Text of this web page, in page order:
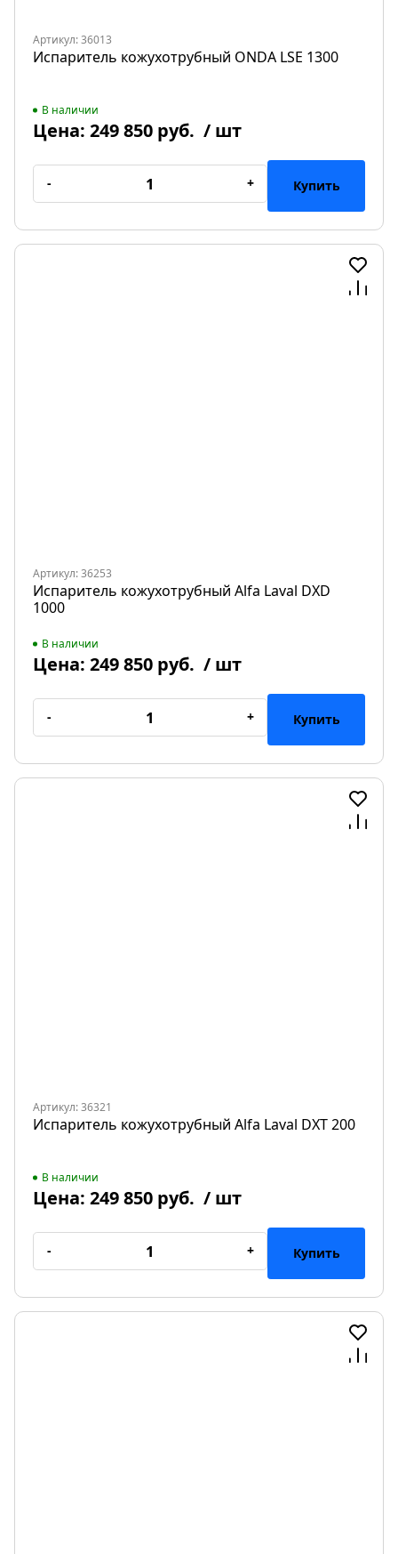
Артикул: 36013
Испаритель кожухотрубный ONDA LSE 1300
В наличии
Цена: 249 850 руб. / шт
- + Купить
Артикул: 36253
Испаритель кожухотрубный Alfa Laval DXD
1000
В наличии
Цена: 249 850 руб. / шт
- + Купить
Артикул: 36321
Испаритель кожухотрубный Alfa Laval DXT 200
В наличии
Цена: 249 850 руб. / шт
- + Купить